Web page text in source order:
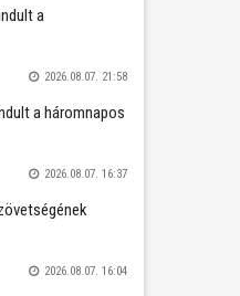
a
2026.08.07. 21:58
a háromnapos
2026.08.07. 16:37
2026.08.07. 16:04